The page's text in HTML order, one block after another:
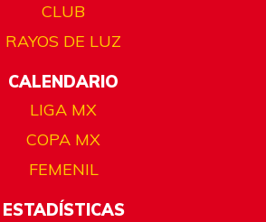
CLUB
RAYOS DE LUZ
CALENDARIO
LIGA MX
COPA MX
FEMENIL
ESTADÍSTICAS